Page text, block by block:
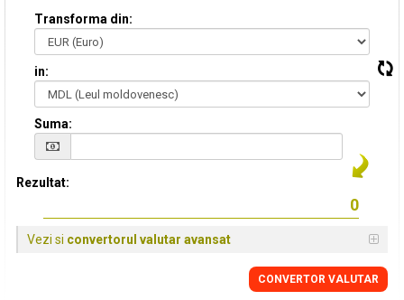
Transforma din:
in:
Suma:
Rezultat:
Vezi si convertorul valutar avansat
CONVERTOR VALUTAR